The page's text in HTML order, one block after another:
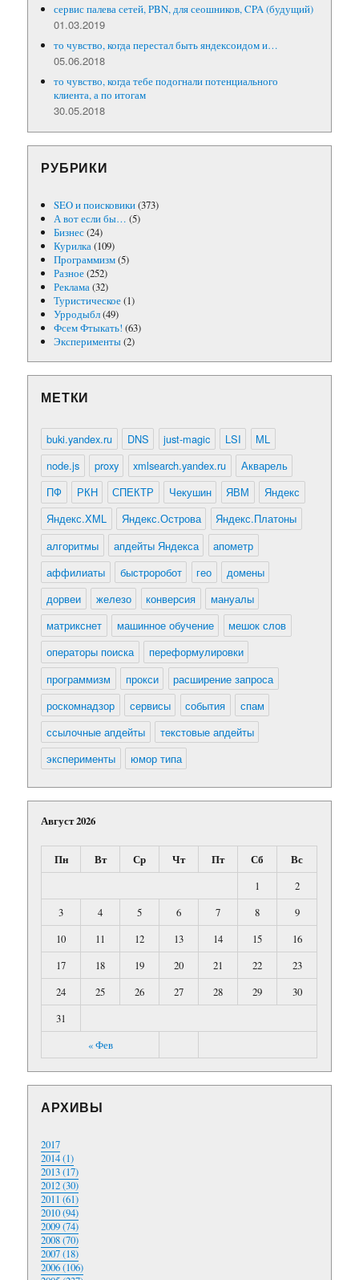
сервис палева сетей, PBN, для сеошников, CPA (будущий)
01.03.2019
то чувство, когда перестал быть яндексоидом и…
05.06.2018
то чувство, когда тебе подогнали потенциального
клиента, а по итогам
30.05.2018
РУБРИКИ
SEO и поисковики(373)
А вот если бы… (5)
Бизнес(24)
Курилка(109)
Программизм(5)
Разное(252)
Реклама(32)
Туристическое(1)
Урродыбл(49)
Фсем Фтыкать! (63)
Эксперименты(2)
МЕТКИ
buki.yandex.ru DNS just-magic LSI
ML
node.js
proxy xmlsearch.yandex.ru
Акварель
ПФ
РКН СПЕКТР Чекушин ЯВМ
Яндекс
Яндекс.XML
Яндекс.Острова
Яндекс.Платоны
алгоритмы
апдейты Яндекса
апометр
аффилиаты
быстроробот гео
домены
дорвеи
железо конверсия
мануалы
матрикснет
машинное обучение
мешок слов
операторы поиска
переформулировки
программизм
прокси
расширение запроса
роскомнадзор
сервисы события
спам
ссылочные апдейты
текстовые апдейты
эксперименты
юмор типа
Август 2026
Пн Вт Ср Чт Пт Сб Вс
« Фев
1
2
3
4 5 6 7 8
9
10
11 12 13 14 15
16
17
18 19 20 21 22
23
24
25 26 27 28 29
30
31
АРХИВЫ
2017
2014 (1)
2013 (17)
2012 (30)
2011 (61)
2010 (94)
2009 (74)
2008 (70)
2007 (18)
2006 (106)